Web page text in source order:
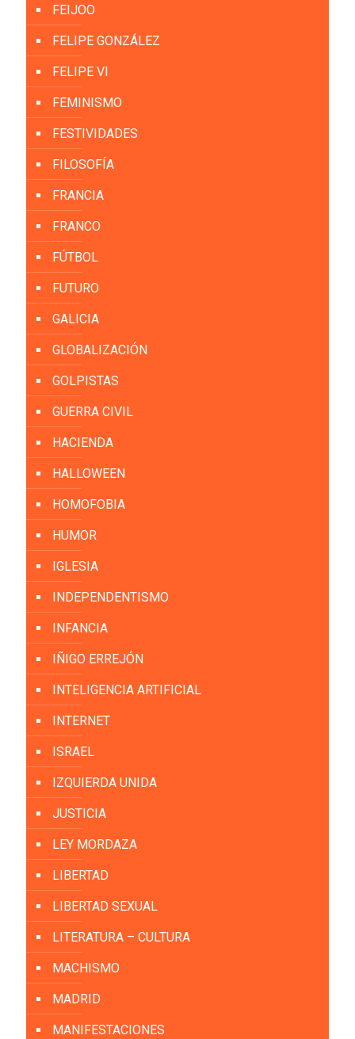
FEIJOO
FELIPE GONZÁLEZ
FELIPE VI
FEMINISMO
FESTIVIDADES
FILOSOFÍA
FRANCIA
FRANCO
FÚTBOL
FUTURO
GALICIA
GLOBALIZACIÓN
GOLPISTAS
GUERRA CIVIL
HACIENDA
HALLOWEEN
HOMOFOBIA
HUMOR
IGLESIA
INDEPENDENTISMO
INFANCIA
IÑIGO ERREJÓN
INTELIGENCIA ARTIFICIAL
INTERNET
ISRAEL
IZQUIERDA UNIDA
JUSTICIA
LEY MORDAZA
LIBERTAD
LIBERTAD SEXUAL
LITERATURA – CULTURA
MACHISMO
MADRID
MANIFESTACIONES